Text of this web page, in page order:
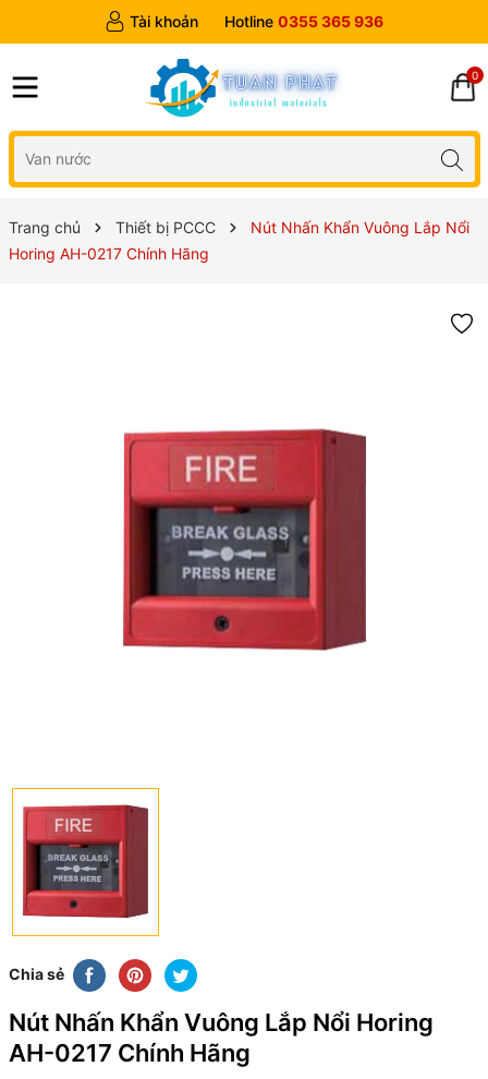
Tài khoản Hotline 0355 365 936
0
Trang chủ Thiết bị PCCC
Nút Nhấn Khẩn Vuông Lắp Nổi
Horing AH-0217 Chính Hãng
Chia sẻ
Nút Nhấn Khẩn Vuông Lắp Nổi Horing
AH-0217 Chính Hãng